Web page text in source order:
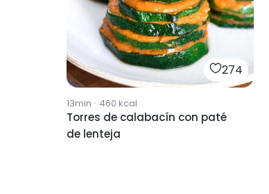
274
13min · 460 kcal
Torres de calabacín con paté
de lenteja